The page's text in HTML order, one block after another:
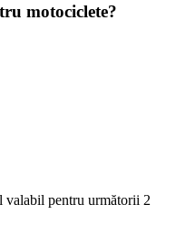
motociclete?
valabil pentru următorii 2